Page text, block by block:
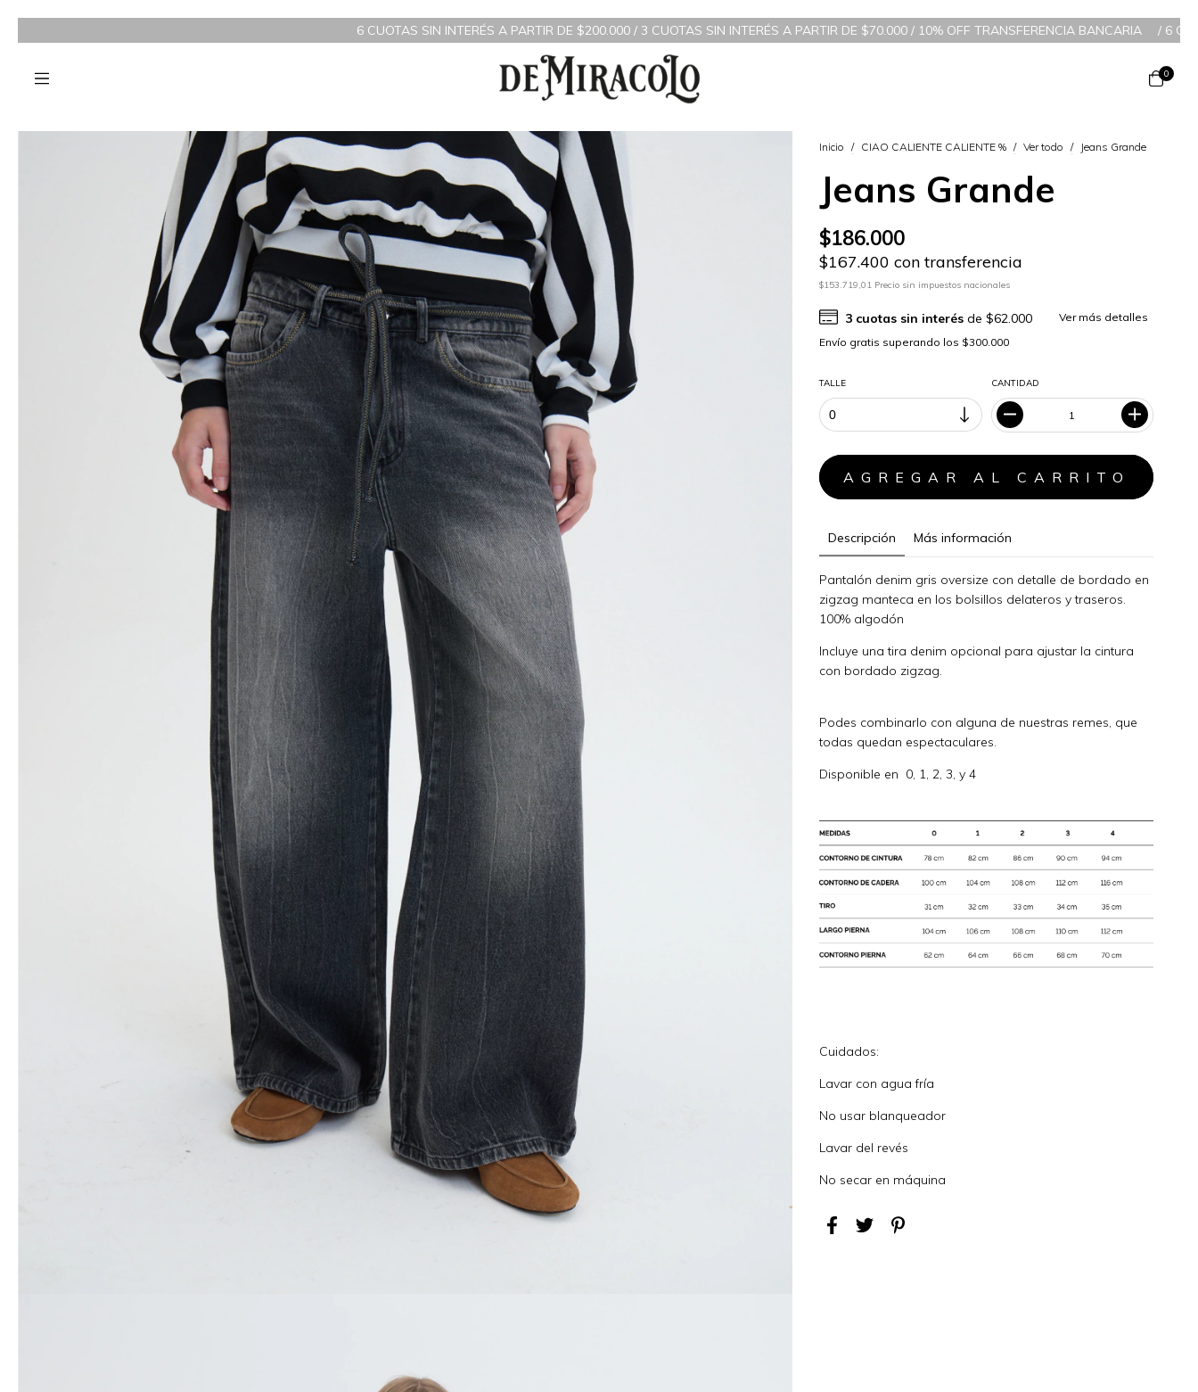
6 CUOTAS SIN INTERÉS A PARTIR DE $200.000 / 3 CUOTAS SIN INTERÉS A PARTIR DE $70.000 / 10% OFF TRANSFERENCIA BANCARIA /6 CUOTAS SIN
0
Inicio / CIAO CALIENTE CALIENTE % / Ver todo / Jeans Grande
Jeans Grande
$186.000
$167.400 con transferencia
$153.719,01 Precio sin impuestos nacionales
3 cuotas sin interés de$62.000 Ver más detalles
TALLE CANTIDAD
Descripción Más información
Pantalón denim gris oversize con detalle de bordado en
zigzag manteca en los bolsillos delateros y traseros.
100% algodón
Incluye una tira denim opcional para ajustar la cintura
con bordado zigzag.
Podes combinarlo con alguna de nuestras remes, que
todas quedan espectaculares.
Disponible en 0, 1, 2, 3, y 4
Cuidados:
Lavar con agua fría
No usar blanqueador
Lavar del revés
No secar en máquina